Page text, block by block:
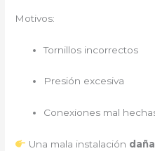
Motivos:
Tornillos incorrectos
Presión excesiva
Conexiones mal
Una mala instalación